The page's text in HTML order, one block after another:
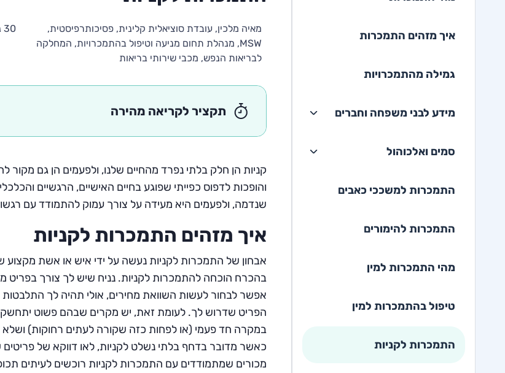
איך מזהים התמכרות
גמילה מהתמכרויות
מידע לבני משפחה וחברים
סמים ואלכוהול
התמכרות למשככי כאבים
התמכרות להימורים
מהי התמכרות למין
טיפול בהתמכרות למין
התמכרות לקניות
מאיה מלכין, עובדת סוציאלית קלינית, פסיכותרפיסטית,
MSW, מנהלת תחום מניעה וטיפול בהתמכרויות, המחלקה
לבריאות הנפש, מכבי שירותי בריאות
30 נובמבר 2025
תקציר לקריאה מהירה
קניות הן חלק בלתי נפרד מהחיים שלנו, ולפעמים הן גם מקור
והופכות לדפוס כפייתי שפוגע בחיים האישיים, הרגשיים
שנדמה, ולפעמים היא מעידה על צורך עמוק להתמודד עם
איך מזהים התמכרות לקניות
אבחון של התמכרות לקניות נעשה על ידי איש או אשת מקצוע
בהכרח הוכחה להתמכרות לקניות. נניח שיש לך צורך בפריט
אפשר לבחור לעשות השוואת מחירים, אולי תהיה לך
הפריט שדרוש לך. לעומת זאת, יש מקרים שבהם פשוט יתחשק
במקרה חד פעמי (או לפחות כזה שקורה לעתים רחוקות) ושלא
כאשר מדובר בדחף בלתי נשלט לקניות, לאו דווקא של
מכורים שמתמודדים עם התמכרות לקניות רוכשים לעיתים